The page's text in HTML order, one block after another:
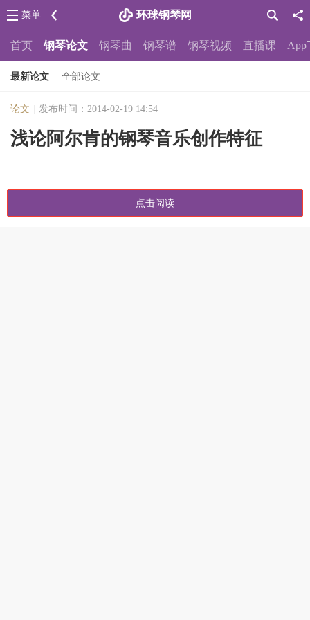
环球钢琴网
菜单
首页 钢琴论文 钢琴曲 钢琴谱 钢琴视频 直播课 App
最新论文 全部论文
论文 发布时间：2014-02-19 14:54
浅论阿尔肯的钢琴音乐创作特征
点击阅读